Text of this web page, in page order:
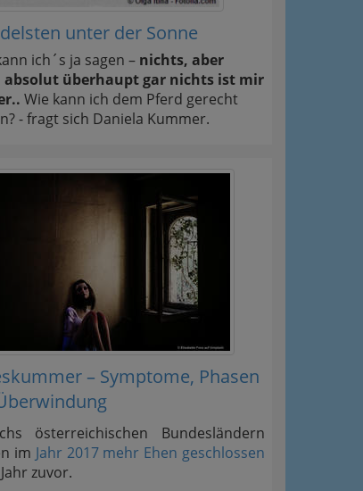
unter der Sonne
ich´s ja sagen – nichts, aber
absolut überhaupt gar nichts ist mir
Wie kann ich dem Pferd gerecht
- fragt sich Daniela Kummer.
– Symptome, Phasen
österreichischen Bundesländern
im Jahr 2017 mehr Ehen geschlossen
zuvor.